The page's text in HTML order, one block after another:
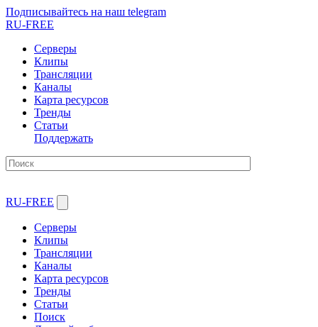
Подписывайтесь на наш telegram
RU-FREE
Серверы
Клипы
Трансляции
Каналы
Карта ресурсов
Тренды
Статьи
Поддержать
RU-FREE
Серверы
Клипы
Трансляции
Каналы
Карта ресурсов
Тренды
Статьи
Поиск